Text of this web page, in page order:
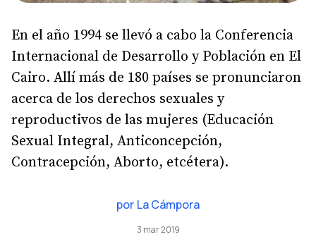
En el año 1994 se llevó a cabo la Conferencia
Internacional de Desarrollo y Población en El
Cairo. Allí­ más de 180 paí­ses se pronunciaron
acerca de los derechos sexuales y
reproductivos de las mujeres (Educación
Sexual Integral, Anticoncepción,
Contracepción, Aborto, etcétera).
por La Cámpora
3 mar 2019